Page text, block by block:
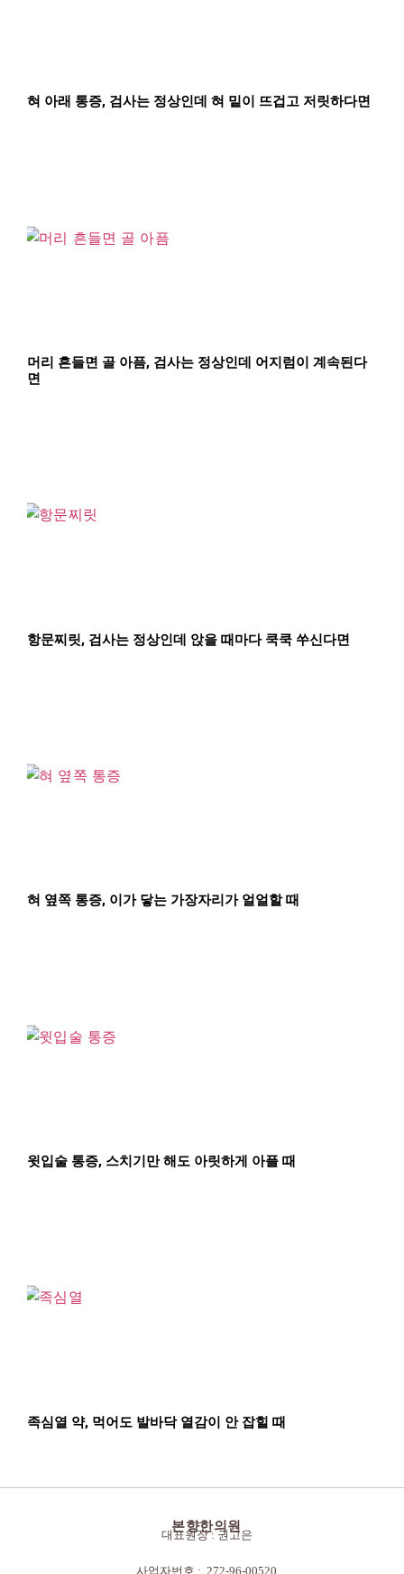
혀 아래 통증, 검사는 정상인데 혀 밑이 뜨겁고 저릿하다면
머리 흔들면 골 아픔, 검사는 정상인데 어지럼이 계속된다
면
항문찌릿, 검사는 정상인데 앉을 때마다 쿡쿡 쑤신다면
혀 옆쪽 통증, 이가 닿는 가장자리가 얼얼할 때
윗입술 통증, 스치기만 해도 아릿하게 아플 때
족심열 약, 먹어도 발바닥 열감이 안 잡힐 때
본향한의원
대표원장 : 권고은
사업자번호 : 272-96-00520